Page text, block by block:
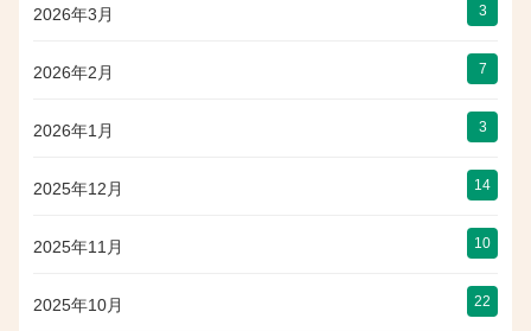
2026年3月 3
2026年2月 7
2026年1月 3
2025年12月 14
2025年11月 10
2025年10月 22